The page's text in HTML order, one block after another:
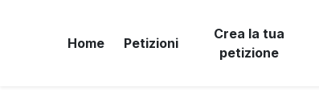
Home Petizioni
Crea la tua
petizione